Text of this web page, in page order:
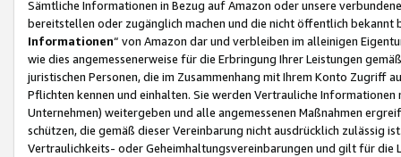
Sämtliche Informationen in Bezug auf Amazon oder unsere
bereitstellen oder zugänglich machen und die nicht öffentlich
Informationen“ von Amazon dar und verbleiben im alleinigen
wie dies angemessenerweise für die Erbringung Ihrer Leistungen
juristischen Personen, die im Zusammenhang mit Ihrem Konto
Pflichten kennen und einhalten. Sie werden Vertrauliche
Unternehmen) weitergeben und alle angemessenen Maßnahmen
schützen, die gemäß dieser Vereinbarung nicht ausdrücklich zulässig
Vertraulichkeits- oder Geheimhaltungsvereinbarungen und gilt für die